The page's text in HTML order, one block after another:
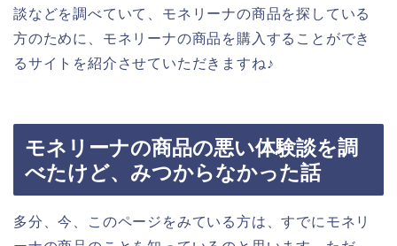
談などを調べていて、モネリーナの商品を探している
方のために、モネリーナの商品を購入することができ
るサイトを紹介させていただきますね♪
モネリーナの商品の悪い体験談を調
べたけど、みつからなかった話
多分、今、このページをみている方は、すでにモネリ